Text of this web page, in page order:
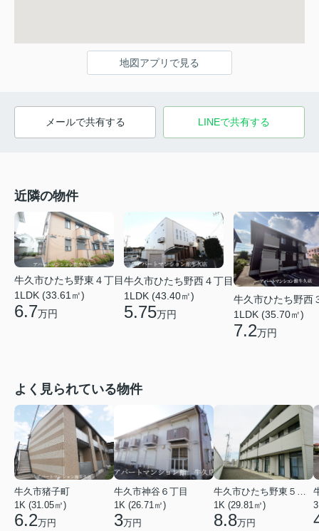
地図アプリで見る
メールで共有する LINEで共有する
近隣の物件
牛久市ひたち野東４丁目
1LDK (33.61㎡)
6.7万円
牛久市ひたち野西４丁目
1LDK (43.40㎡)
5.75万円
牛久市ひたち野西
1LDK (35.70㎡)
7.2万円
よく見られている物件
牛久市猪子町
1K (31.05㎡)
6.2万円
牛久市神谷６丁目
1K (26.71㎡)
3万円
牛久市ひたち野東５丁目
1K (29.81㎡)
8.8万円